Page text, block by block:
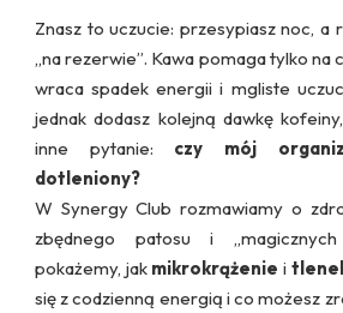
Znasz to uczucie: przesypiasz noc, a
„na rezerwie”. Kawa pomaga tylko na
wraca spadek energii i mgliste
jednak dodasz kolejną dawkę
inne pytanie: czy mój
dotleniony?
W Synergy Club rozmawiamy o
zbędnego patosu i
pokażemy, jak mikrokrążenie i
się z codzienną energią i co możesz